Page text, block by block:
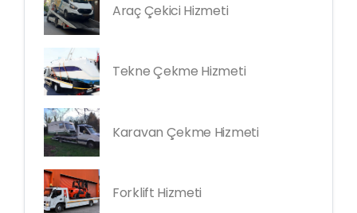
Araç Çekici Hizmeti
Tekne Çekme Hizmeti
Karavan Çekme Hizmeti
Forklift Hizmeti